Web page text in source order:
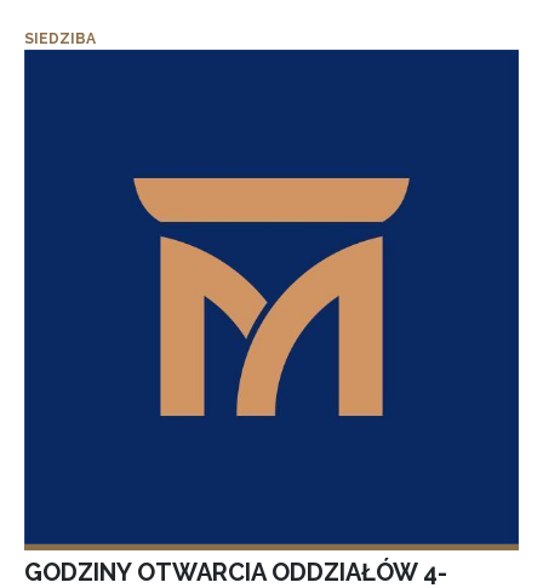
SIEDZIBA
GODZINY OTWARCIA ODDZIAŁÓW 4-